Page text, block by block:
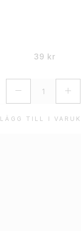
LÄGG TILL I
39 kr